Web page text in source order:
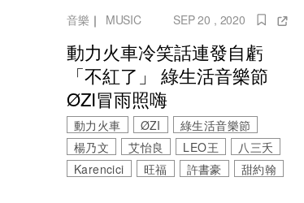
音樂 ｜ MUSIC SEP 20 , 2020
動力火車冷笑話連發自虧
「不紅了」 綠生活音樂節
ØZI冒雨照嗨
動力火車 ØZI
綠生活音樂節
楊乃文
艾怡良 LEO王
八三夭
Karencici
旺福 許書豪 甜約翰